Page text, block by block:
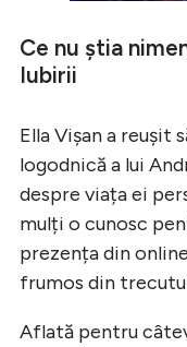
Ce nu știa
Iubirii
Ella Vișan a reușit
logodnică a lui
despre viața ei
mulți o cunosc
prezența din
frumos din
Aflată pentru